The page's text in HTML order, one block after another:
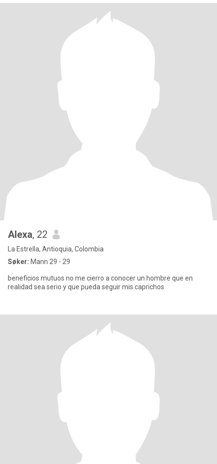
Alexa, 22
La Estrella, Antioquia, Colombia
Søker: Mann 29 - 29
beneficios mutuos no me cierro a conocer un hombre que en
realidad sea serio y que pueda seguir mis caprichos